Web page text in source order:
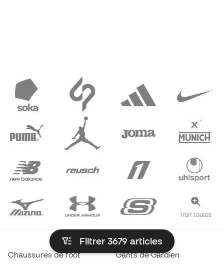
Filtrer 3679 articles
Voir toutes
Chaussures de foot Gants de Gardien